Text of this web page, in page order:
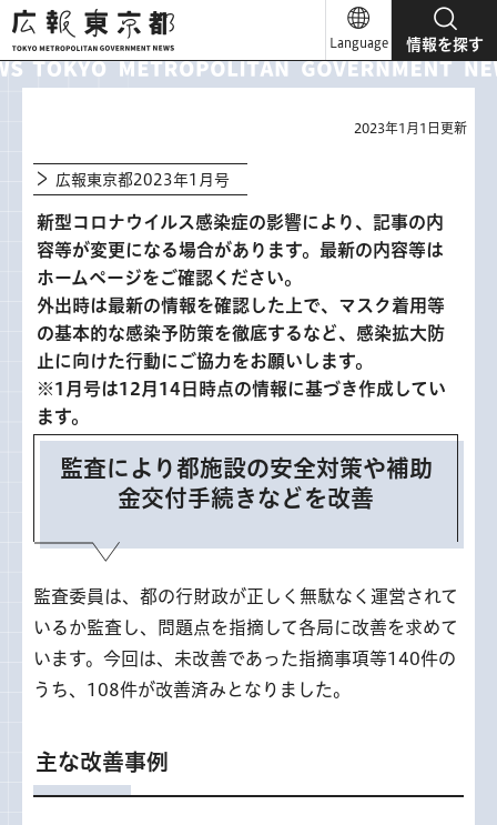
広報東京都
Language 情報を探す
2023年1月1日更新
広報東京都2023年1月号
新型コロナウイルス感染症の影響により、記事の内
容等が変更になる場合があります。最新の内容等は
ホームページをご確認ください。
外出時は最新の情報を確認した上で、マスク着用等
の基本的な感染予防策を徹底するなど、感染拡大防
止に向けた行動にご協力をお願いします。
※1月号は12月14日時点の情報に基づき作成してい
ます。
監査により都施設の安全対策や補助
金交付手続きなどを改善
監査委員は、都の行財政が正しく無駄なく運営されて
いるか監査し、問題点を指摘して各局に改善を求めて
います。今回は、未改善であった指摘事項等140件の
うち、108件が改善済みとなりました。
主な改善事例